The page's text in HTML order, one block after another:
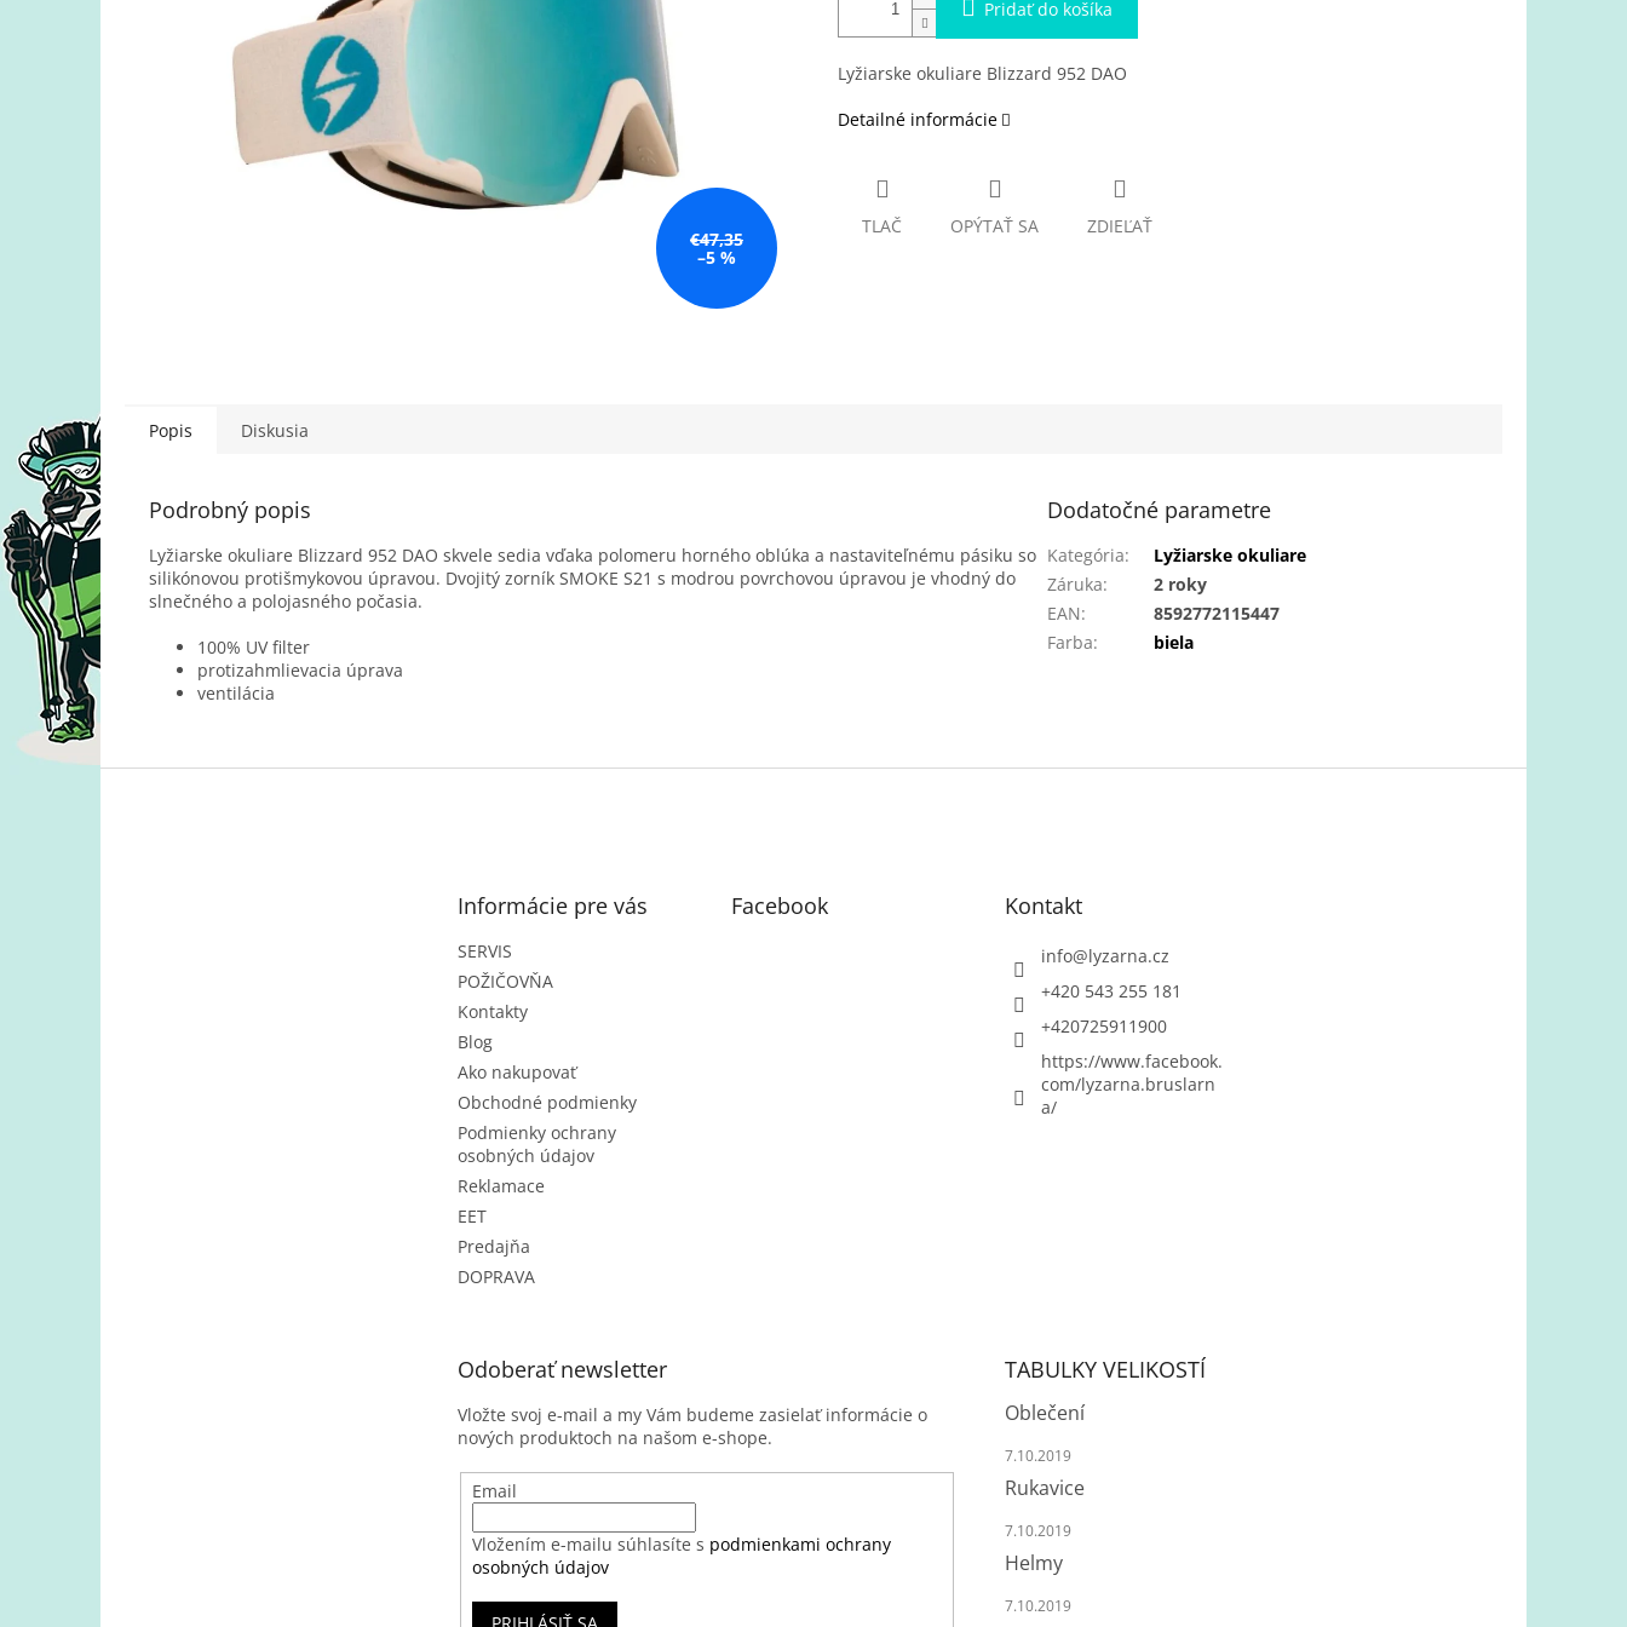
€47,35
–5 %
Pridať do košíka
Lyžiarske okuliare Blizzard 952 DAO
Detailné informácie
TLAČ OPÝTAŤ SA ZDIEĽAŤ
Popis Diskusia
Podrobný popis
Lyžiarske okuliare Blizzard 952 DAO skvele sedia vďaka polomeru horného oblúka a nastaviteľnému pásiku so
silikónovou protišmykovou úpravou. Dvojitý zorník SMOKE S21 s modrou povrchovou úpravou je vhodný do
slnečného a polojasného počasia.
100% UV filter
protizahmlievacia úprava
ventilácia
Dodatočné parametre
Kategória:
Lyžiarske okuliare
Záruka:
2 roky
EAN:
8592772115447
Farba: biela
Informácie pre vás
SERVIS
POŽIČOVŇA
Kontakty
Blog
Ako nakupovať
Obchodné podmienky
Podmienky ochrany
osobných údajov
Reklamace
EET
Predajňa
DOPRAVA
Facebook Kontakt
info@lyzarna.cz
+420 543 255 181
+420725911900
https://www.facebook.
com/lyzarna.bruslarn
a/
Odoberať newsletter
Vložte svoj e-mail a my Vám budeme zasielať informácie o
nových produktoch na našom e-shope.
Email
Vložením e-mailu súhlasíte s podmienkami ochrany
osobných údajov
TABULKY VELIKOSTÍ
Oblečení
7.10.2019
Rukavice
7.10.2019
Helmy
7.10.2019